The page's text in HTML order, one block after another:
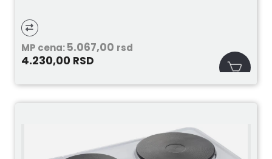
MP cena:5.067,00 rsd
4.230,00 RSD